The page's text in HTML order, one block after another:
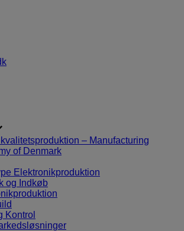
– Manufacturing
of Denmark
Elektronikproduktion
og Indkøb
Kontrol